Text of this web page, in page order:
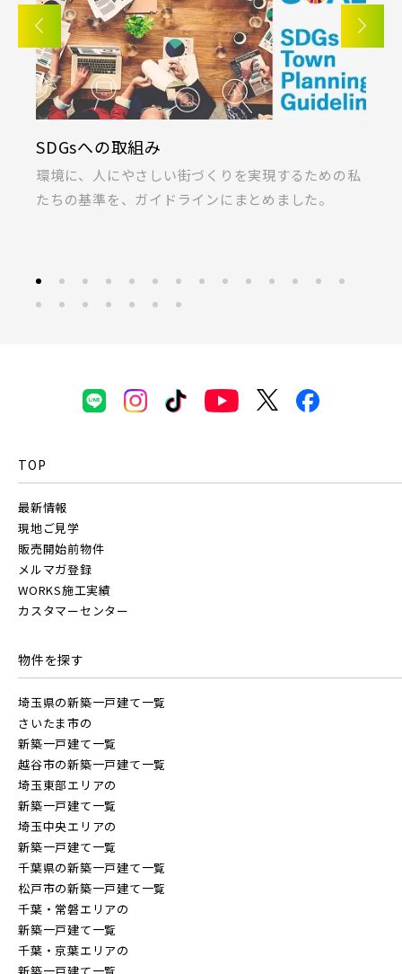
SDGsへの取組み
環境に、人にやさしい街づくりを実現するための私
たちの基準を、ガイドラインにまとめました。
TOP
最新情報
現地ご見学
販売開始前物件
メルマガ登録
WORKS施工実績
カスタマーセンター
物件を探す
埼玉県の新築一戸建て一覧
さいたま市の
新築一戸建て一覧
越谷市の新築一戸建て一覧
埼玉東部エリアの
新築一戸建て一覧
埼玉中央エリアの
新築一戸建て一覧
千葉県の新築一戸建て一覧
松戸市の新築一戸建て一覧
千葉・常磐エリアの
新築一戸建て一覧
千葉・京葉エリアの